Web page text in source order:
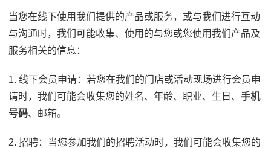
当您在线下使用我们提供的产品或服务，或与我们进行互动
与沟通时，我们可能收集、使用的与您或您使用我们产品及
服务相关的信息：
1. 线下会员申请：若您在我们的门店或活动现场进行会员申
请时，我们可能会收集您的姓名、年龄、职业、生日、 手机
号码、邮箱。
2. 招聘：当您参加我们的招聘活动时，我们可能会收集您的